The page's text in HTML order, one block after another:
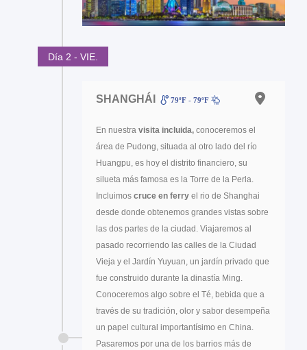
Día 2 - VIE.
SHANGHÁI 79ºF - 79ºF
En nuestra visita incluida, conoceremos el
área de Pudong, situada al otro lado del río
Huangpu, es hoy el distrito financiero, su
silueta más famosa es la Torre de la Perla.
Incluimos cruce en ferry el rio de Shanghai
desde donde obtenemos grandes vistas sobre
las dos partes de la ciudad. Viajaremos al
pasado recorriendo las calles de la Ciudad
Vieja y el Jardín Yuyuan, un jardín privado que
fue construido durante la dinastía Ming.
Conoceremos algo sobre el Té, bebida que a
través de su tradición, olor y sabor desempeña
un papel cultural importantísimo en China.
Pasaremos por una de los barrios más de